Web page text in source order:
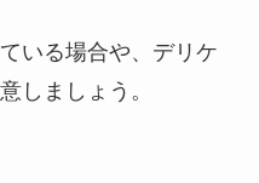
いる場合や、デリケ
しましょう。